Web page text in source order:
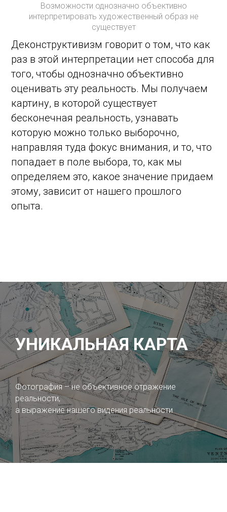
Возможности однозначно объективно
интерпретировать художественный образ не
существует
Деконструктивизм говорит о том, что как
раз в этой интерпретации нет способа для
того, чтобы однозначно объективно
оценивать эту реальность. Мы получаем
картину, в которой существует
бесконечная реальность, узнавать
которую можно только выборочно,
направляя туда фокус внимания, и то, что
попадает в поле выбора, то, как мы
определяем это, какое значение придаем
этому, зависит от нашего прошлого
опыта.
УНИКАЛЬНАЯ КАРТА
Фотография – не объективное отражение
реальности,
а выражение нашего видения реальности